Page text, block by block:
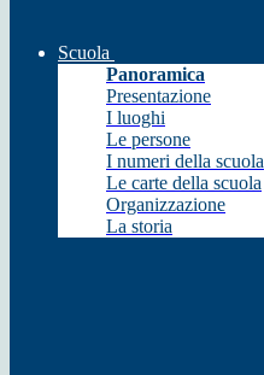
Scuola
Panoramica
Presentazione
I luoghi
Le persone
I numeri della scuola
Le carte della scuola
Organizzazione
La storia